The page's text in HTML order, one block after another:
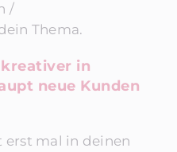
/
Thema.
kreativer in
neue Kunden
erst mal in deinen